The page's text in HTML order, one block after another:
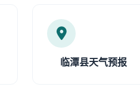
临潭县天气预报